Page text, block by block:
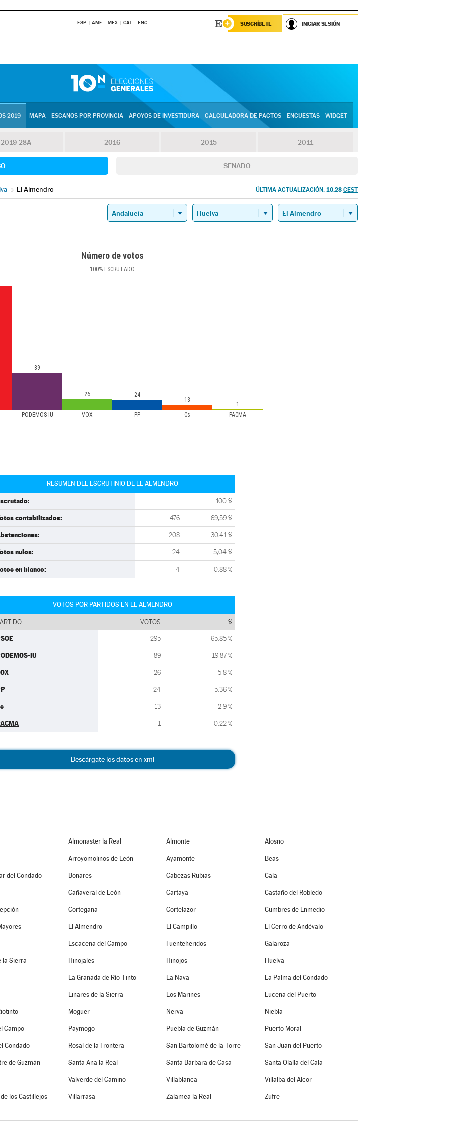
ESP AME MEX CAT ENG SUSCRÍBETE INICIAR SESIÓN
2019 MAPA ESCAÑOS POR PROVINCIA APOYOS DE INVESTIDURA CALCULADORA DE PACTOS ENCUESTAS WIDGET
2019-28A 2016 2015 2011
SENADO
» El Almendro ÚLTIMA ACTUALIZACIÓN: 10.28 CEST
Número de votos
100% ESCRUTADO
PODEMOS-IU VOX PP Cs PACMA
89
26 24
13
1
RESUMEN DEL ESCRUTINIO DE EL ALMENDRO
100 %
contabilizados: 476 69,59 %
208 30,41 %
nulos: 24 5,04 %
en blanco: 4 0,88 %
VOTOS POR PARTIDOS EN EL ALMENDRO
VOTOS %
295 65,85 %
IU 89 19,87 %
26 5,8 %
24 5,36 %
13 2,9 %
1 0,22 %
Descárgate los datos en xml
Almonaster la Real Almonte Alosno
Arroyomolinos de León Ayamonte Beas
del Condado Bonares Cabezas Rubias Cala
Cañaveral de León Cartaya Castaño del Robledo
Cortegana Cortelazor Cumbres de Enmedio
El Almendro El Campillo El Cerro de Andévalo
Escacena del Campo Fuenteheridos Galaroza
la Sierra Hinojales Hinojos Huelva
La Granada de Río-Tinto La Nava La Palma del Condado
Linares de la Sierra Los Marines Lucena del Puerto
Moguer Nerva Niebla
Campo Paymogo Puebla de Guzmán Puerto Moral
Condado Rosal de la Frontera San Bartolomé de la Torre San Juan del Puerto
de Guzmán Santa Ana la Real Santa Bárbara de Casa Santa Olalla del Cala
Valverde del Camino Villablanca Villalba del Alcor
los Castillejos Villarrasa Zalamea la Real Zufre